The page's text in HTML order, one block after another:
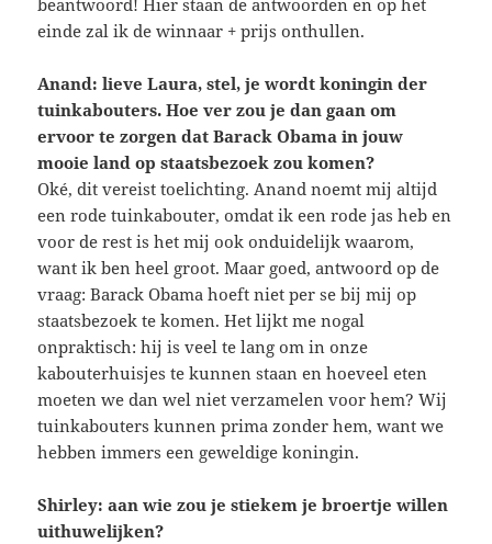
beantwoord! Hier staan de antwoorden en op het
einde zal ik de winnaar + prijs onthullen.
Anand: lieve Laura, stel, je wordt koningin der
tuinkabouters. Hoe ver zou je dan gaan om
ervoor te zorgen dat Barack Obama in jouw
mooie land op staatsbezoek zou komen?
Oké, dit vereist toelichting. Anand noemt mij altijd
een rode tuinkabouter, omdat ik een rode jas heb en
voor de rest is het mij ook onduidelijk waarom,
want ik ben heel groot. Maar goed, antwoord op de
vraag: Barack Obama hoeft niet per se bij mij op
staatsbezoek te komen. Het lijkt me nogal
onpraktisch: hij is veel te lang om in onze
kabouterhuisjes te kunnen staan en hoeveel eten
moeten we dan wel niet verzamelen voor hem? Wij
tuinkabouters kunnen prima zonder hem, want we
hebben immers een geweldige koningin.
Shirley: aan wie zou je stiekem je broertje willen
uithuwelijken?